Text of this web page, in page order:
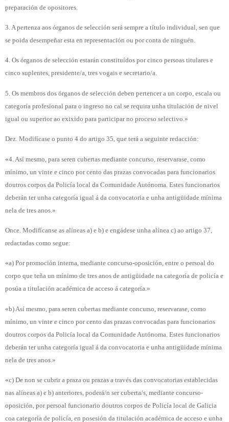
preparación de opositores.
3. A pertenza aos órganos de selección será sempre a título individual, sen que
se poida desempeñar esta en representación ou por conta de ninguén.
4. Os órganos de selección estarán constituídos por cinco persoas titulares e
cinco suplentes, presidente/a, tres vogais e secretario/a.
5. Os membros dos órganos de selección deben pertencer a un corpo, escala ou
categoría profesional para o ingreso no cal se requira unha titulación de nivel
igual ou superior ao exixido para participar no proceso selectivo.»
Dez. Modifícase o punto 4 do artigo 35, que terá a seguinte redacción:
«4. Así mesmo, para seren cubertas mediante concurso, reservarase, como
mínimo, un vinte e cinco por cento das prazas convocadas para funcionarios
doutros corpos da Policía local da Comunidade Autónoma. Estes funcionarios
deberán ter unha categoría igual á da convocatoria e unha antigüidade mínima
nela de tres anos.»
Once. Modifícanse as alíneas a) e b) e engádese unha alínea c) ao artigo 37,
redactadas como segue:
«a) Por promoción interna, mediante concurso-oposición, entre o persoal do
corpo que teña un mínimo de tres anos de antigüidade na categoría de policía e
posúa a titulación académica de acceso á categoría.»
«b) Así mesmo, para seren cubertas mediante concurso, reservarase, como
mínimo, un vinte e cinco por cento das prazas convocadas para funcionarios
doutros corpos da Policía local da Comunidade Autónoma. Estes funcionarios
deberán ter unha categoría igual á da convocatoria e unha antigüidade mínima
nela de tres anos.»
«c) De non se cubrir a praza ou prazas a través das convocatorias establecidas
nas alíneas a) e b) anteriores, poderá/n ser cuberta/s, mediante concurso-
oposición, por persoal funcionario doutros corpos de Policía local de Galicia
coa categoría de policía, en posesión da titulación académica de acceso e unha